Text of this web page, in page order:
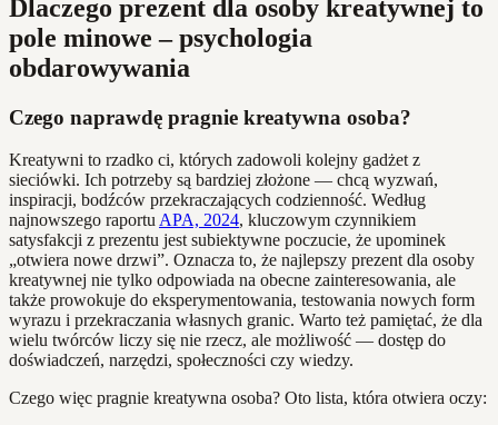
Dlaczego prezent dla osoby kreatywnej to
pole minowe – psychologia
obdarowywania
Czego naprawdę pragnie kreatywna osoba?
Kreatywni to rzadko ci, których zadowoli kolejny gadżet z
sieciówki. Ich potrzeby są bardziej złożone — chcą wyzwań,
inspiracji, bodźców przekraczających codzienność. Według
najnowszego raportu APA, 2024, kluczowym czynnikiem
satysfakcji z prezentu jest subiektywne poczucie, że upominek
„otwiera nowe drzwi”. Oznacza to, że najlepszy prezent dla osoby
kreatywnej nie tylko odpowiada na obecne zainteresowania, ale
także prowokuje do eksperymentowania, testowania nowych form
wyrazu i przekraczania własnych granic. Warto też pamiętać, że dla
wielu twórców liczy się nie rzecz, ale możliwość — dostęp do
doświadczeń, narzędzi, społeczności czy wiedzy.
Czego więc pragnie kreatywna osoba? Oto lista, która otwiera oczy: